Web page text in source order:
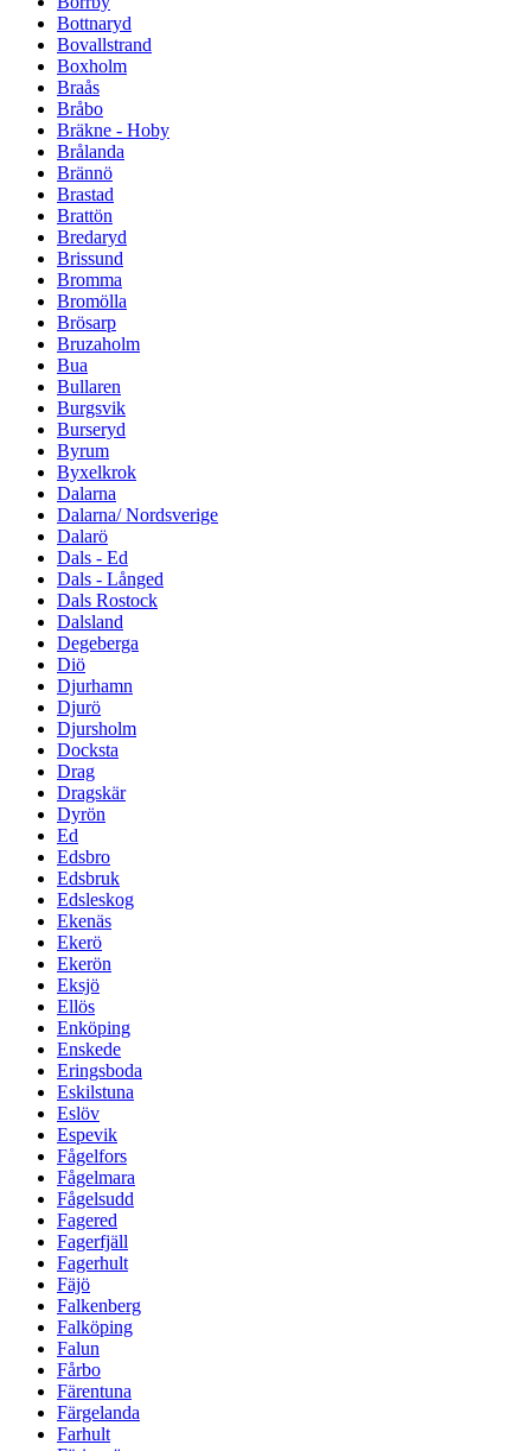
Bottnaryd
Bovallstrand
Boxholm
Braås
Bråbo
Bräkne - Hoby
Brålanda
Brännö
Brastad
Brattön
Bredaryd
Brissund
Bromma
Bromölla
Brösarp
Bruzaholm
Bua
Bullaren
Burgsvik
Burseryd
Byrum
Byxelkrok
Dalarna
Dalarna/ Nordsverige
Dalarö
Dals - Ed
Dals - Långed
Dals Rostock
Dalsland
Degeberga
Diö
Djurhamn
Djurö
Djursholm
Docksta
Drag
Dragskär
Dyrön
Ed
Edsbro
Edsbruk
Edsleskog
Ekenäs
Ekerö
Ekerön
Eksjö
Ellös
Enköping
Enskede
Eringsboda
Eskilstuna
Eslöv
Espevik
Fågelfors
Fågelmara
Fågelsudd
Fagered
Fagerfjäll
Fagerhult
Fäjö
Falkenberg
Falköping
Falun
Fårbo
Färentuna
Färgelanda
Farhult